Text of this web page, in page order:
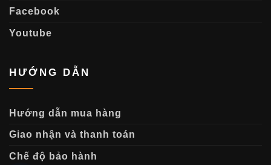
Facebook
Youtube
HƯỚNG DẪN
Hướng dẫn mua hàng
Giao nhận và thanh toán
Chế độ bảo hành